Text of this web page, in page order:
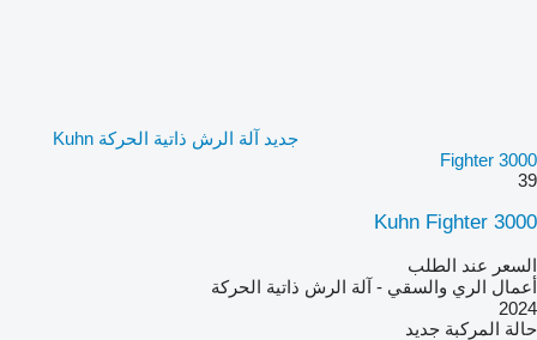
جديد آلة الرش ذاتية الحركة Kuhn
Fighter 3000
39
Kuhn Fighter 3000
السعر عند الطلب
أعمال الري والسقي - آلة الرش ذاتية الحركة
2024
حالة المركبة جديد